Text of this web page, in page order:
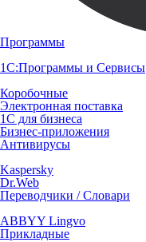
Программы
1С:Программы и Сервисы
Коробочные
Электронная поставка
1С для бизнеса
Бизнес-приложения
Антивирусы
Kaspersky
Dr.Web
Переводчики / Словари
ABBYY Lingvo
Прикладные